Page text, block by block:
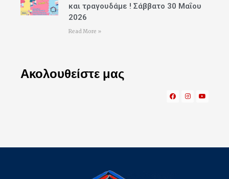
και τραγουδάμε ! Σάββατο 30 Μαΐου
2026
Read More »
Ακολουθείστε μας